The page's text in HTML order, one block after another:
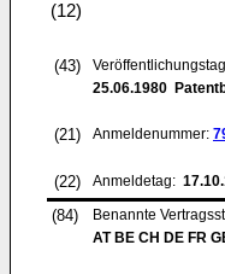
(12)
(43)
25.06.1980
(21) Anmeldenummer:
(22) Anmeldetag:
(84)
Benannte
AT BE CH DE FR